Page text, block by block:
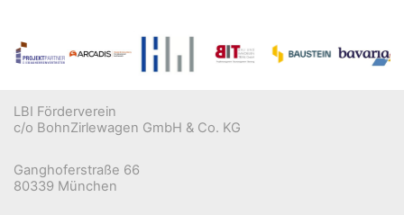
LBI Förderverein
c/o BohnZirlewagen GmbH & Co. KG
Ganghoferstraße 66
80339 München